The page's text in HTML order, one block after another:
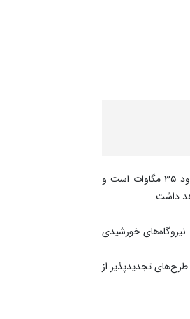
به گزارش نصر، طاهر کیامهر با اشاره به برنامه‌های توسعه انرژی‌های تجدیدپذیر در استان اظهارکرد: ظرفیت فعلی نیروگاه‌های خورشیدی منصوبه در آذربایجان‌غربی حدود ۳۵ مگاوات است و
نیروگاه‌های خورشیدی
تجدیدپذیر از